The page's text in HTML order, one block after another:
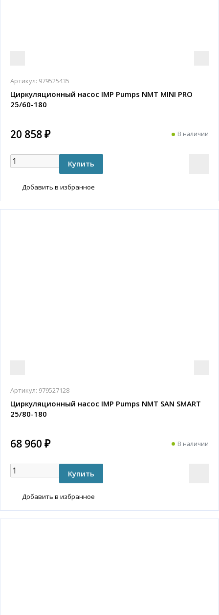
Артикул: 979525435
Циркуляционный насос IMP Pumps NMT MINI PRO
25/60-180
20 858 ₽ В наличии
Добавить в избранное
Артикул: 979527128
Циркуляционный насос IMP Pumps NMT SAN SMART
25/80-180
68 960 ₽ В наличии
Добавить в избранное